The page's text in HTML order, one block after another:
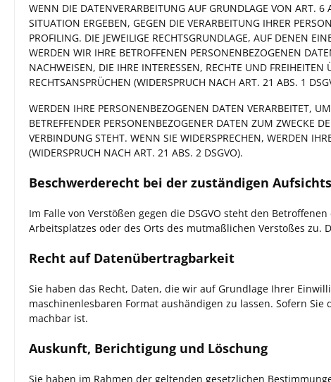
WENN DIE DATENVERARBEITUNG AUF GRUNDLAGE VON ART. 6
SITUATION ERGEBEN, GEGEN DIE VERARBEITUNG IHRER
PROFILING. DIE JEWEILIGE RECHTSGRUNDLAGE, AUF DENEN
WERDEN WIR IHRE BETROFFENEN PERSONENBEZOGENEN
NACHWEISEN, DIE IHRE INTERESSEN, RECHTE UND
RECHTSANSPRÜCHEN (WIDERSPRUCH NACH ART. 21 ABS. 1
WERDEN IHRE PERSONENBEZOGENEN DATEN VERARBEITET,
BETREFFENDER PERSONENBEZOGENER DATEN ZUM ZWECKE
VERBINDUNG STEHT. WENN SIE WIDERSPRECHEN, WERDEN
(WIDERSPRUCH NACH ART. 21 ABS. 2 DSGVO).
Beschwerde­recht bei der zuständigen
Im Falle von Verstößen gegen die DSGVO steht den
Arbeitsplatzes oder des Orts des mutmaßlichen Verstoßes
Recht auf Daten­übertrag­barkeit
Sie haben das Recht, Daten, die wir auf Grundlage Ihrer
maschinenlesbaren Format aushändigen zu lassen. Sofern
machbar ist.
Auskunft, Berichtigung und Löschung
Sie haben im Rahmen der geltenden gesetzlichen